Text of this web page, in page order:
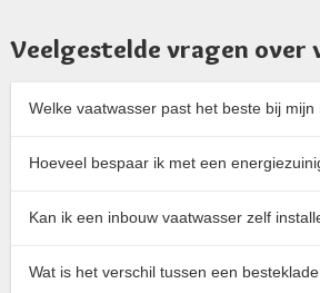
Veelgestelde vragen over
Welke vaatwasser past het beste bij mijn
Hoeveel bespaar ik met een
Kan ik een inbouw vaatwasser zelf
Wat is het verschil tussen een